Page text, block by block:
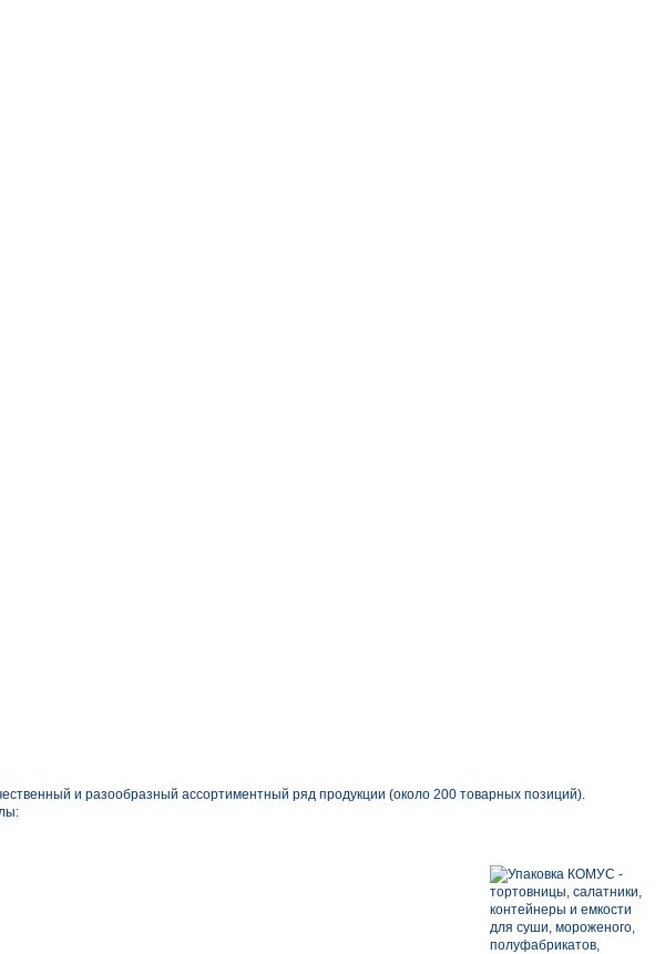
и разообразный ассортиментный ряд продукции (около 200 товарных позиций).